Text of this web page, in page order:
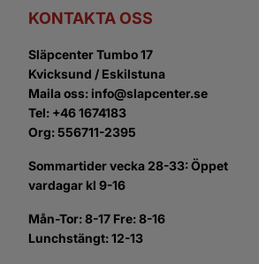
KONTAKTA OSS
Släpcenter Tumbo 17
Kvicksund / Eskilstuna
Maila oss: info@slapcenter.se
Tel: +46 1674183
Org: 556711-2395
Sommartider vecka 28-33: Öppet
vardagar kl 9-16
Mån-Tor: 8-17 Fre: 8-16
Lunchstängt: 12-13